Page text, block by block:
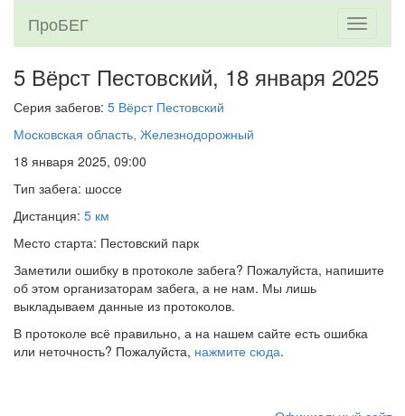
Toggle
ПроБЕГ
5 Вёрст Пестовский, 18 января 2025
Серия забегов: 5 Вёрст Пестовский
Московская область, Железнодорожный
18 января 2025, 09:00
Тип забега: шоссе
Дистанция: 5 км
Место старта: Пестовский парк
Заметили ошибку в протоколе забега? Пожалуйста, напишите
об этом организаторам забега, а не нам. Мы лишь
выкладываем данные из протоколов.
В протоколе всё правильно, а на нашем сайте есть ошибка
или неточность? Пожалуйста, нажмите сюда.